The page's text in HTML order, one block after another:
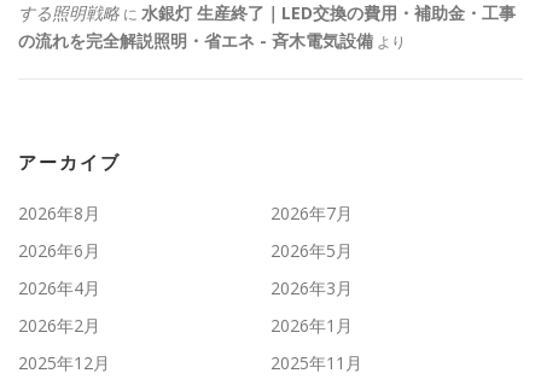
する照明戦略 に 水銀灯 生産終了｜LED交換の費用・補助金・工事
の流れを完全解説照明・省エネ - 斉木電気設備 より
アーカイブ
2026年8月
2026年7月
2026年6月
2026年5月
2026年4月
2026年3月
2026年2月
2026年1月
2025年12月
2025年11月